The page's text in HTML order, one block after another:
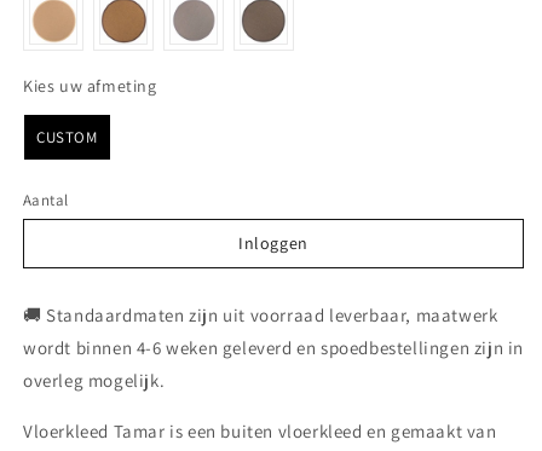
Kies uw afmetingKies uw afmeting
CUSTOM
Aantal
Inloggen
Inloggen
🚚 Standaardmaten zijn uit voorraad leverbaar, maatwerk
wordt binnen 4-6 weken geleverd en spoedbestellingen zijn in
overleg mogelijk.
Vloerkleed Tamar is een buiten vloerkleed en gemaakt van